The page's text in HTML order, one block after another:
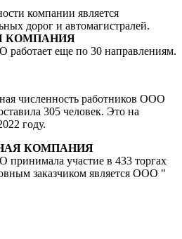
компании является
дорог и автомагистралей.
КОМПАНИЯ
работает еще по 30 направлениям.
численность работников ООО
305 человек. Это на
году.
КОМПАНИЯ
принимала участие в 433 торгах
заказчиком является ООО "